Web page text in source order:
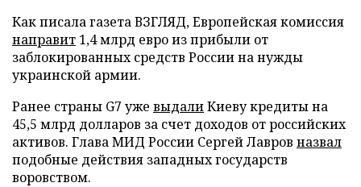
Как писала газета ВЗГЛЯД, Европейская комиссия
направит 1,4 млрд евро из прибыли от
заблокированных средств России на нужды
украинской армии.
Ранее страны G7 уже выдалиКиеву кредиты на
45,5 млрд долларов за счет доходов от российских
активов. Глава МИД России Сергей Лавров назвал
подобные действия западных государств
воровством.